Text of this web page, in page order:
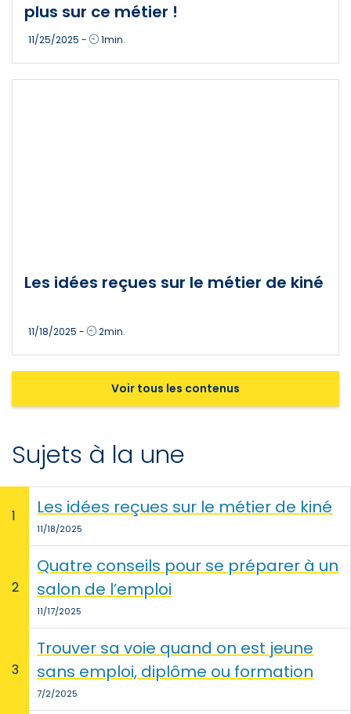
plus sur ce métier !
11/25/2025 - 1min.
Les idées reçues sur le métier de kiné
11/18/2025 - 2min.
Voir tous les contenus
Sujets à la une
1 Les idées reçues sur le métier de kiné
11/18/2025
2
Quatre conseils pour se préparer à un
salon de l’emploi
11/17/2025
3
Trouver sa voie quand on est jeune
sans emploi, diplôme ou formation
7/2/2025